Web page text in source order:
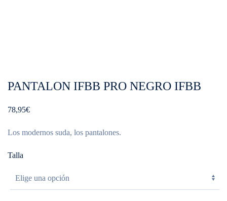
PANTALON IFBB PRO NEGRO IFBB
78,95€
Los modernos suda, los pantalones.
Talla